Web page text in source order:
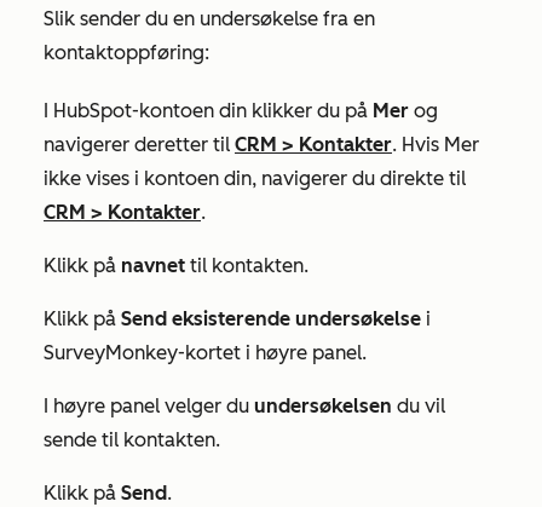
Slik sender du en undersøkelse fra en
kontaktoppføring:
I HubSpot-kontoen din klikker du på Mer og
navigerer deretter til CRM > Kontakter. Hvis Mer
ikke vises i kontoen din, navigerer du direkte til
CRM > Kontakter.
Klikk på navnet til kontakten.
Klikk på Send eksisterende undersøkelse i
SurveyMonkey-kortet i høyre panel.
I høyre panel velger du undersøkelsen du vil
sende til kontakten.
Klikk på Send.